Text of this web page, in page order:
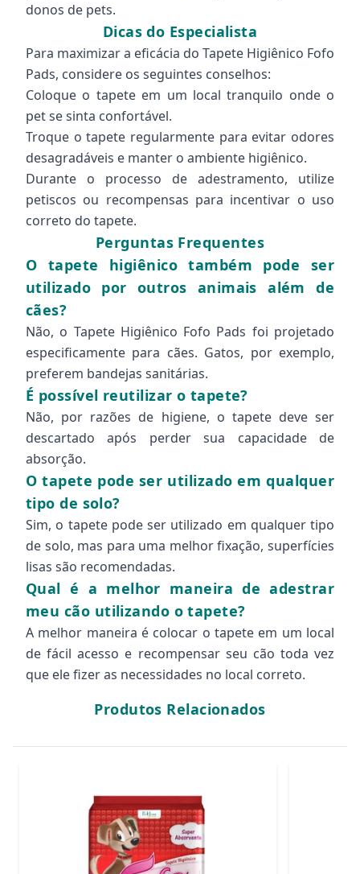
donos de pets.
Dicas do Especialista
Para maximizar a eficácia do Tapete Higiênico Fofo
Pads, considere os seguintes conselhos:
Coloque o tapete em um local tranquilo onde o
pet se sinta confortável.
Troque o tapete regularmente para evitar odores
desagradáveis e manter o ambiente higiênico.
Durante o processo de adestramento, utilize
petiscos ou recompensas para incentivar o uso
correto do tapete.
Perguntas Frequentes
O tapete higiênico também pode ser
utilizado por outros animais além de
cães?
Não, o Tapete Higiênico Fofo Pads foi projetado
especificamente para cães. Gatos, por exemplo,
preferem bandejas sanitárias.
É possível reutilizar o tapete?
Não, por razões de higiene, o tapete deve ser
descartado após perder sua capacidade de
absorção.
O tapete pode ser utilizado em qualquer
tipo de solo?
Sim, o tapete pode ser utilizado em qualquer tipo
de solo, mas para uma melhor fixação, superfícies
lisas são recomendadas.
Qual é a melhor maneira de adestrar
meu cão utilizando o tapete?
A melhor maneira é colocar o tapete em um local
de fácil acesso e recompensar seu cão toda vez
que ele fizer as necessidades no local correto.
Produtos Relacionados